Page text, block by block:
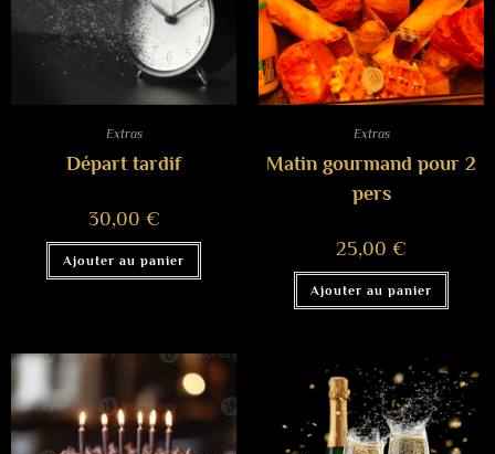
Extras
Départ tardif
30,00 €
Ajouter au panier
Extras
Matin gourmand pour 2
pers
25,00 €
Ajouter au panier